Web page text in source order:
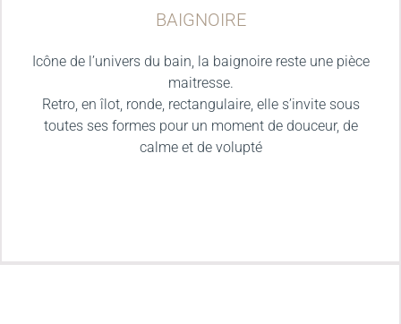
BAIGNOIRE
Icône de l’univers du bain, la baignoire reste une pièce
maitresse.
Retro, en îlot, ronde, rectangulaire, elle s’invite sous
toutes ses formes pour un moment de douceur, de
calme et de volupté